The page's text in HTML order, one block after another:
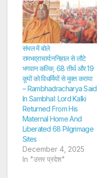
संभल में बोले
रामभद्राचार्य:ननिहाल से लौटे
भगवान कल्कि, 68 तीर्थ और 19
कूपों को विधर्मियों से मुक्त कराया
– Rambhadracharya Said
In Sambhal: Lord Kalki
Returned From His
Maternal Home And
Liberated 68 Pilgrimage
Sites
December 4, 2025
In "उत्तर प्रदेश"